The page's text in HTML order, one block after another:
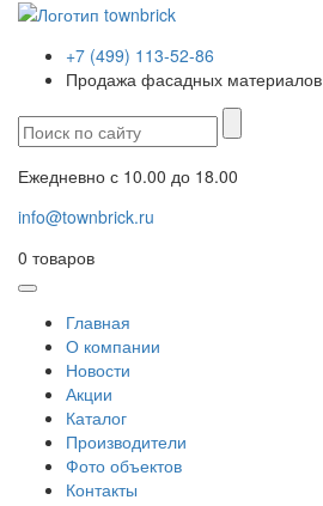
+7 (499) 113-52-86
Продажа фасадных материалов
Ежедневно с 10.00 до 18.00
info@townbrick.ru
0 товаров
Главная
О компании
Новости
Акции
Каталог
Производители
Фото объектов
Контакты